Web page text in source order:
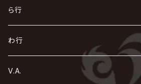
Acid Black Cherry
色々な十字架
168 / 葵-168-
the GazettE
GOTCHAROCKA
KIRITO / キリト
ゴールデンボンバー
XANVALA
零[Hz]
SOPHIA
ZOMBIE / ぞんび
D
DIAURA
と
東京花嫁
Tourbillon
NICOLAS
nurié
ね
NETH PRIERE CAIN
NEVERLAND
の
NoGoD
H.U.G
HERO
美炎-BIEN-
ふ
Far East Dizain
Fatüm
へ
BabyKingdom
ほ
THE MICRO HEAD 4N'S
MAO / マオ from SID
み
未完成アリス
ミスイ
む
MUCC / ムック
め
や
ヤミテラ / 外道反逆者ヤミテラ
ゆ
YUKIYA / 藤田幸也
よ
ら行
ら
rice
り
わ行
わ
V.A.